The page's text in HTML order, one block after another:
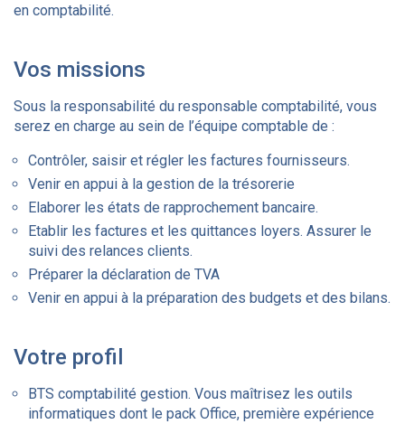
en comptabilité.
Vos missions
Sous la responsabilité du responsable comptabilité, vous
serez en charge au sein de l’équipe comptable de :
Contrôler, saisir et régler les factures fournisseurs.
Venir en appui à la gestion de la trésorerie
Elaborer les états de rapprochement bancaire.
Etablir les factures et les quittances loyers. Assurer le
suivi des relances clients.
Préparer la déclaration de TVA
Venir en appui à la préparation des budgets et des bilans.
Votre profil
BTS comptabilité gestion. Vous maîtrisez les outils
informatiques dont le pack Office, première expérience